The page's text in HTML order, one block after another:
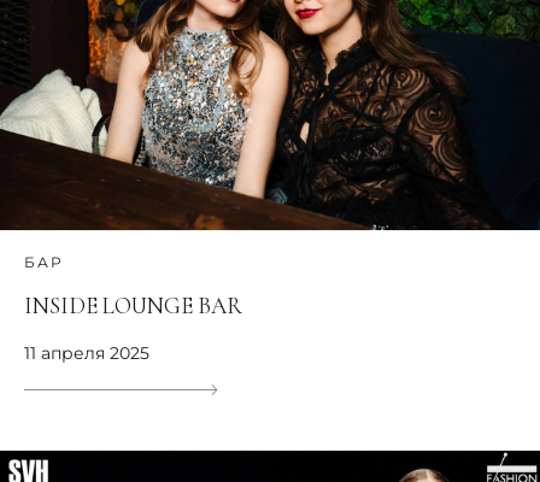
БАР
INSIDE LOUNGE BAR
11 апреля 2025